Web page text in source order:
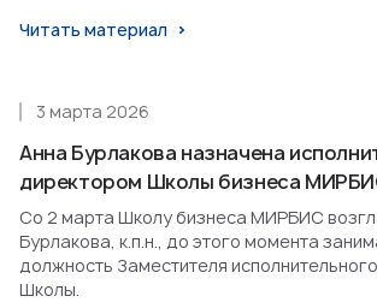
Читать материал
Анна Бурлакова назначена
директором Школы бизнеса
3 марта 2026
Со 2 марта Школу бизнеса МИРБИС
Бурлакова, к.п.н., до этого момента
должность Заместителя
Школы.